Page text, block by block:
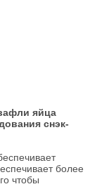
яйца
снэк-
более
чтобы